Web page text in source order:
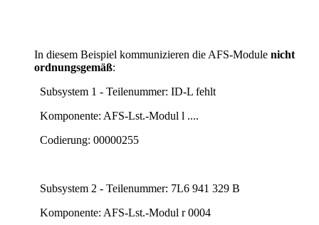
In diesem Beispiel kommunizieren die AFS-Module nicht
ordnungsgemäß:
Subsystem 1 - Teilenummer: ID-L fehlt
Komponente: AFS-Lst.-Modul l ....
Codierung: 00000255
Subsystem 2 - Teilenummer: 7L6 941 329 B
Komponente: AFS-Lst.-Modul r 0004